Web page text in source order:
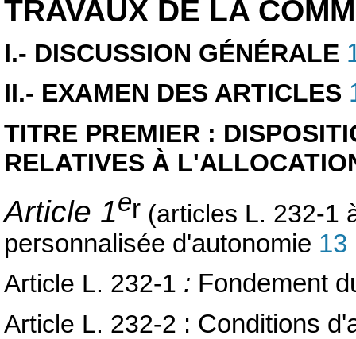
TRAVAUX DE LA
I.- DISCUSSION GÉNÉRALE
II.- EXAMEN DES ARTICLES
TITRE PREMIER :
RELATIVES À
Article 1er (articles L. 232-1
personnalisée d'autonomie 13
Article L. 232-1 : Fondement
Article L. 232-2 : Conditions